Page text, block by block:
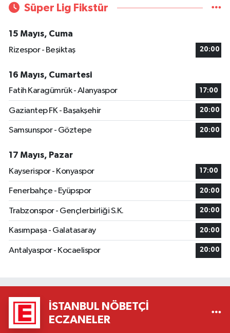
Süper Lig Fikstür
15 Mayıs, Cuma
Rizespor - Beşiktaş
20:00
16 Mayıs, Cumartesi
Fatih Karagümrük - Alanyaspor
17:00
Gaziantep FK - Başakşehir 20:00
Samsunspor - Göztepe 20:00
17 Mayıs, Pazar
Kayserispor - Konyaspor
17:00
Fenerbahçe - Eyüpspor 20:00
Trabzonspor - Gençlerbirliği S.K. 20:00
Kasımpaşa - Galatasaray 20:00
Antalyaspor - Kocaelispor 20:00
İSTANBUL NÖBETÇI
ECZANELER